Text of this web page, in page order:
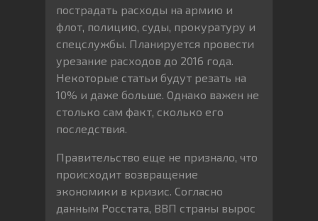
пострадать расходы на армию и
флот, полицию, суды, прокуратуру и
спецслужбы. Планируется провести
урезание расходов до 2016 года.
Некоторые статьи будут резать на
10% и даже больше. Однако важен не
столько сам факт, сколько его
последствия.
Правительство еще не признало, что
происходит возвращение
экономики в кризис. Согласно
данным Росстата, ВВП страны вырос